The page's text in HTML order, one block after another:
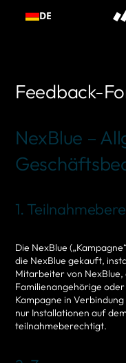
InhaltDE
Feedback-
NexBlue –
1.
Die NexBlue
die NexBlue gekauft,
Mitarbeiter von
Familienangehörige
Kampagne in Verbindung
nur Installationen auf
teilnahmeberechtigt.